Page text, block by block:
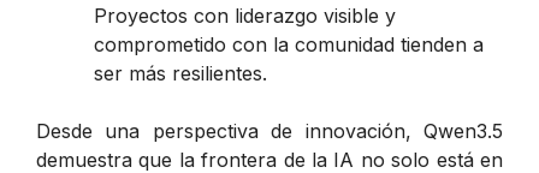
Proyectos con liderazgo visible y
comprometido con la comunidad tienden a
ser más resilientes.
Desde una perspectiva de innovación, Qwen3.5
demuestra que la frontera de la IA no solo está en